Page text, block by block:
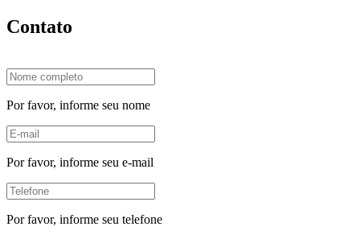
Contato
Por favor, informe seu nome
Por favor, informe seu e-mail
Por favor, informe seu telefone